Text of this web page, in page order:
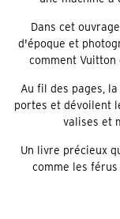
Dans cet
d'époque et
comment
Au fil des pages,
portes et dévoilent
valises et
Un livre précieux
comme les